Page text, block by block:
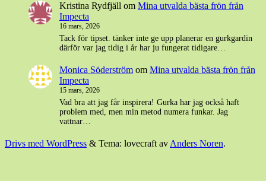
Kristina Rydfjäll om Mina utvalda bästa frön från
Impecta
16 mars, 2026
Tack för tipset. tänker inte ge upp planerar en gurkgardin
därför var jag tidig i år har ju fungerat tidigare…
Monica Söderström om Mina utvalda bästa frön från
Impecta
15 mars, 2026
Vad bra att jag får inspirera! Gurka har jag också haft
problem med, men min metod numera funkar. Jag
vattnar…
Drivs med WordPress & Tema: lovecraft av Anders Noren.